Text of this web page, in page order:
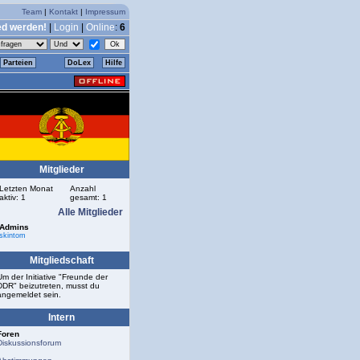
Team | Kontakt | Impressum
werden! Login Online: 6
Parteien DoLex Hilfe
Mitglieder
Letzten Monat
aktiv: 1
Anzahl
gesamt: 1
Alle Mitglieder
Admins
skintom
Mitgliedschaft
der Initiative "Freunde der
beizutreten, musst du
sein.
Intern